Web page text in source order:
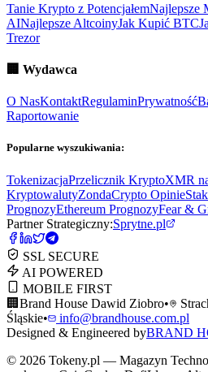
Tanie Krypto z PotencjałemNajlepsze
AINajlepsze AltcoinyJak Kupić BTC
Trezor
🏢 Wydawca
O NasKontaktRegulaminPrywatność
Raportowanie
Popularne wyszukiwania:
TokenizacjaPrzelicznik KryptoXMR
KryptowalutyZondaCrypto Opinie
PrognozyEthereum PrognozyFear &
Partner Strategiczny:Sprytne.pl
SSL SECURE
AI POWERED
MOBILE FIRST
🏢 Brand House Dawid Ziobro•
Śląskie•
info@brandhouse.com.pl
Designed & Engineered byBRAND
© 2026 Tokeny.pl — Magazyn